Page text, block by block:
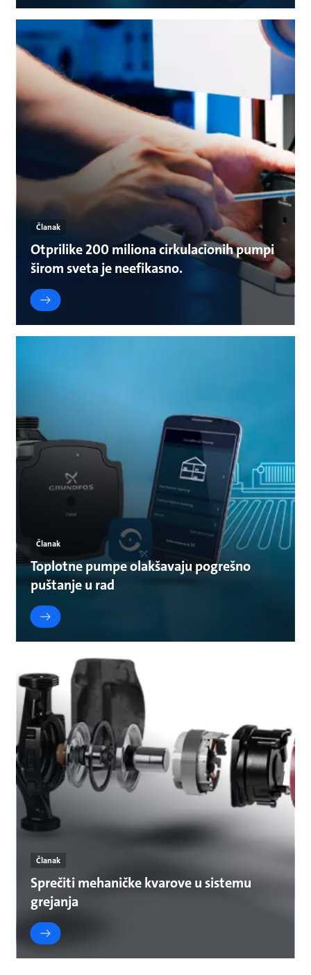
Članak
Otprilike 200 miliona cirkulacionih pumpi
širom sveta je neefikasno.
Članak
Toplotne pumpe olakšavaju pogrešno
puštanje u rad
Članak
Sprečiti mehaničke kvarove u sistemu
grejanja